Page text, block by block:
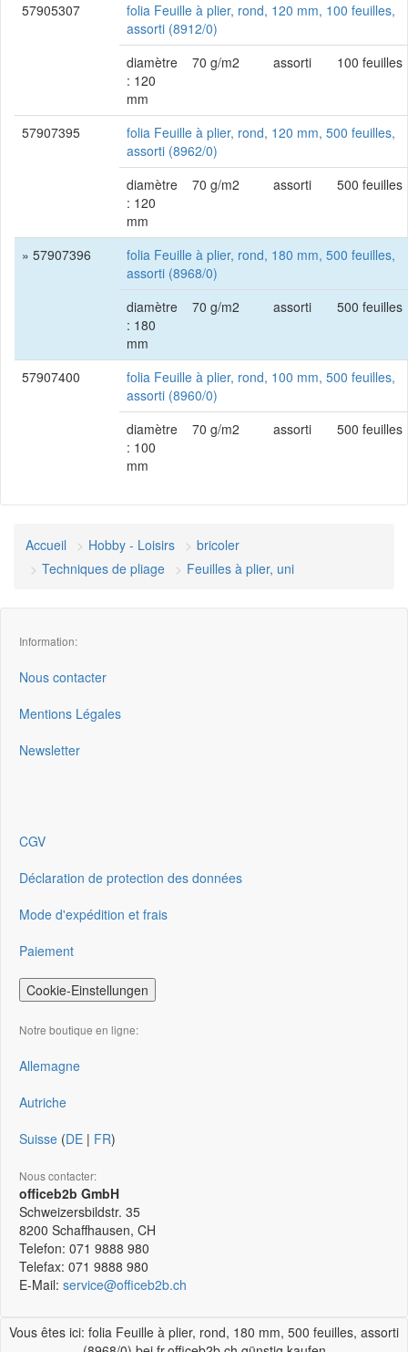
57905307
folia Feuille à plier, rond, 120 mm, 100 feuilles,
assorti (8912/0)
diamètre
: 120
mm
70 g/m2 assorti 100 feuilles
57907395
folia Feuille à plier, rond, 120 mm, 500 feuilles,
assorti (8962/0)
diamètre
: 120
mm
70 g/m2 assorti 500 feuilles
» 57907396
folia Feuille à plier, rond, 180 mm, 500 feuilles,
assorti (8968/0)
diamètre
: 180
mm
70 g/m2 assorti 500 feuilles
57907400
folia Feuille à plier, rond, 100 mm, 500 feuilles,
assorti (8960/0)
diamètre
: 100
mm
70 g/m2 assorti 500 feuilles
Accueil Hobby - Loisirs
bricoler
Techniques de pliage
Feuilles à plier, uni
Information:
Nous contacter
Mentions Légales
Newsletter
CGV
Déclaration de protection des données
Mode d'expédition et frais
Paiement
Cookie-Einstellungen
Notre boutique en ligne:
Allemagne
Autriche
Suisse (DE | FR)
Nous contacter:
officeb2b GmbH
Schweizersbildstr. 35
8200 Schaffhausen, CH
Telefon: 071 9888 980
Telefax: 071 9888 980
E-Mail: service@officeb2b.ch
Vous êtes ici: folia Feuille à plier, rond, 180 mm, 500 feuilles, assorti